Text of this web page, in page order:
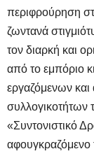
περιφρούρηση
ζωντανά
τον διαρκή και
από το εμπόριο
εργαζόμενων και
συλλογικοτήτων
«Συντονιστικό
αφουγκραζόμενο